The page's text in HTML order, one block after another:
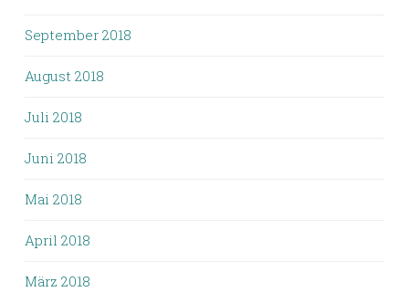
September 2018
August 2018
Juli 2018
Juni 2018
Mai 2018
April 2018
März 2018